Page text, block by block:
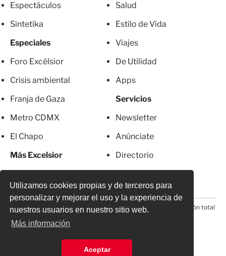
Utilizamos cookies propias y de terceros para
personalizar y mejorar el uso y la experiencia de
nuestros usuarios en nuestro sitio web.
Más información
Aceptar
Espectáculos
Sintetika
Especiales
Foro Excélsior
Crisis ambiental
Franja de Gaza
Metro CDMX
El Chapo
Más Excelsior
Salud
Estilo de Vida
Viajes
De Utilidad
Apps
Servicios
Newsletter
Anúnciate
Directorio
© 2026 Todos los derechos reservados. Prohibida la reproducción total
o parcial, incluyendo cualquier medio electrónico*